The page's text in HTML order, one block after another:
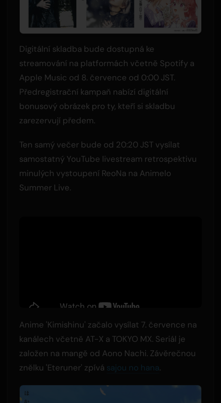
Digitální skladba bude dostupná ke
streamování na platformách včetně Spotify a
Apple Music od 8. července od 0:00 JST.
Předregistrační kampaň nabízí digitální
bonusový obrázek pro ty, kteří si skladbu
zarezervují předem.
Ten samý večer bude od 20:20 JST vysílat
samostatný YouTube livestream retrospektivu
minulých vystoupení ReoNa na Animelo
Summer Live.
Anime 'Kimishinu' začalo vysílat 7. července na
kanálech včetně AT-X a TOKYO MX. Seriál je
založen na mangě od Aono Nachi. Závěrečnou
znělku 'Eteruner' zpívá sajou no hana.